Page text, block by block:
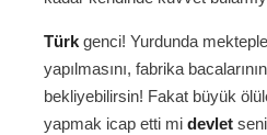
Türk genci! Yurdunda
yapılmasını, fabrika
bekliyebilirsin! Fakat büyük
yapmak icap etti mi devlet